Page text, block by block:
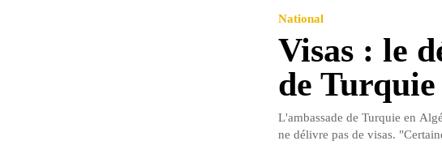
National
Visas : le
de
L'ambassade de Turquie en
ne délivre pas de visas.